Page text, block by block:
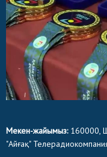
Мекен-жайымыз:160000,
"Айғақ"